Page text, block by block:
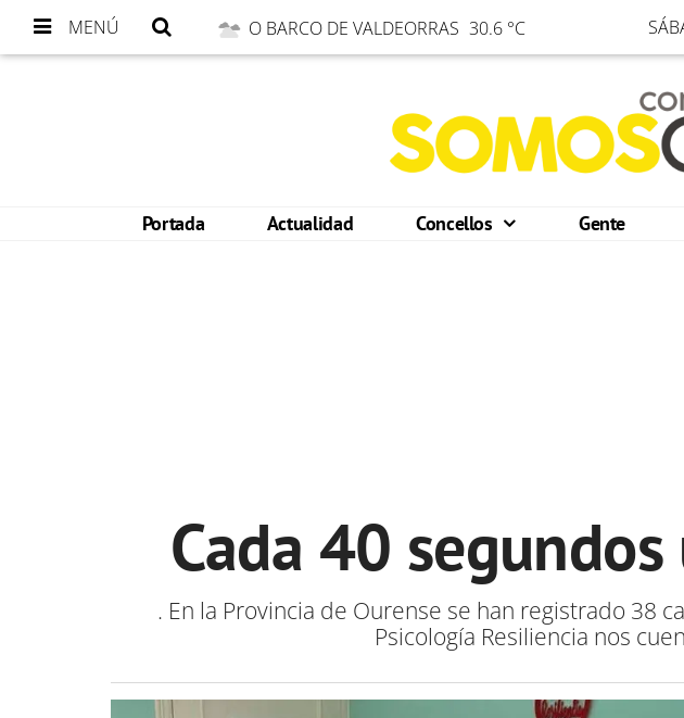
MENÚ O BARCO DE VALDEORRAS 30.6 °C
Portada Actualidad Concellos Gente
Cada 40
. En la Provincia de Ourense se han registrado 38
Psicología Resiliencia nos